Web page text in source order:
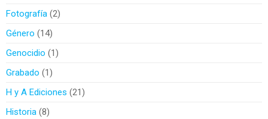
Fotografía 2
Género
14
Genocidio
1
Grabado
1
H y A Ediciones 21
Historia 8